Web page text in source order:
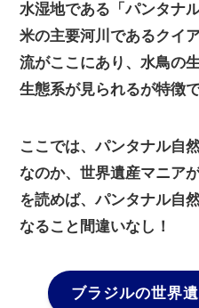
水湿地である「パンタナ
米の主要河川であるクイ
流がここにあり、水鳥の
生態系が見られるが特徴で
ここでは、パンタナル自
なのか、世界遺産マニア
を読めば、パンタナル自
なること間違いなし！
ブラジルの世界